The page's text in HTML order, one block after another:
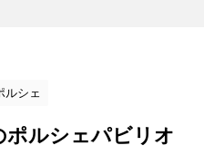
ルシェ
ルシェパビリオ